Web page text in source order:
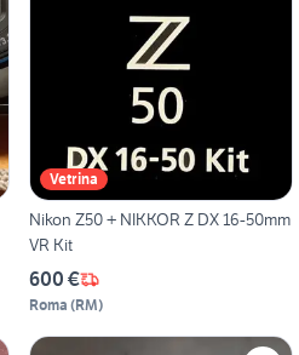
Vetrina
Nikon Z50 + NIKKOR Z DX 16-50mm
VR Kit
600 €
Roma (RM)